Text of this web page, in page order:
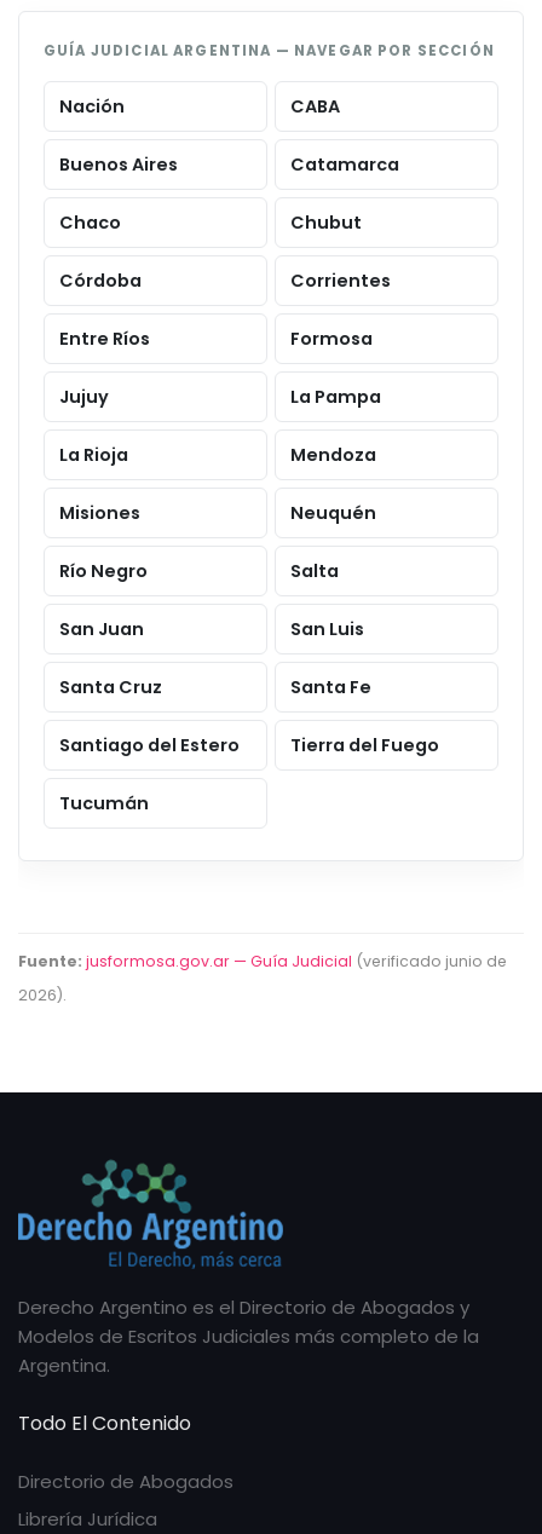
GUÍA JUDICIAL ARGENTINA — NAVEGAR POR SECCIÓN
Nación CABA
Buenos Aires Catamarca
Chaco Chubut
Córdoba Corrientes
Entre Ríos Formosa
Jujuy La Pampa
La Rioja Mendoza
Misiones Neuquén
Río Negro Salta
San Juan San Luis
Santa Cruz Santa Fe
Santiago del Estero Tierra del Fuego
Tucumán
Fuente: jusformosa.gov.ar — Guía Judicial (verificado junio de
2026).
Derecho Argentino es el Directorio de Abogados y
Modelos de Escritos Judiciales más completo de la
Argentina.
Todo El Contenido
Directorio de Abogados
Librería Jurídica